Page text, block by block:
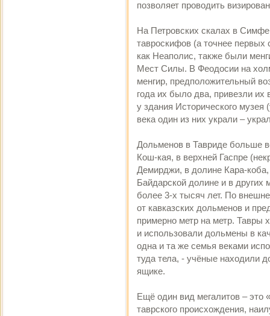
позволяет проводить
На Петровских скалах в
тавроскифов (а точнее
как Неаполис, также были
Мест Силы. В Феодосии на
менгир, предположительный
года их было два, привезли их
у здания Исторического
века один из них украли –
Дольменов в Тавриде больше
Кош-кая, в верхней Гаспре
Демирджи, в долине Кара-
Байдарской долине и в других
более 3-х тысяч лет. По
от кавказских дольменов и
примерно метр на метр. Тавры
и использовали дольмены в
одна и та же семья веками
туда тела, - учёные находили
ящике.
Ещё один вид мегалитов – это
таврского происхождения,